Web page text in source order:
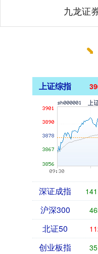
九龙证
上证综指
深证成指
沪深300
北证50
创业板指